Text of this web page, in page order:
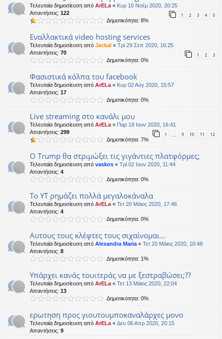
Τελευταία δημοσίευση από ArELa « Κυρ 15 Νοέμ 2020, 20:25
Απαντήσεις: 122 1 2 3 4 5
Δημοτικότητα: 8%
Εναλλακτικά video hosting services
Τελευταία δημοσίευση από Jackal « Τρί 29 Σεπ 2020, 16:25
Απαντήσεις: 70 1 2 3
Δημοτικότητα: 0%
Φασιστικά κόλπα του facebook
Τελευταία δημοσίευση από ArELa « Κυρ 02 Αύγ 2020, 15:57
Απαντήσεις: 17
Δημοτικότητα: 0%
Live streaming στο κανάλι μου
Τελευταία δημοσίευση από ArELa « Παρ 19 Ιουν 2020, 16:41
Απαντήσεις: 299 1 … 9 10 11 12
Δημοτικότητα: 7%
O Trump θα στριμώξει τις γιγάντιες πλατφόρμες;
Τελευταία δημοσίευση από vaskos « Τρί 02 Ιουν 2020, 11:44
Απαντήσεις: 4
Δημοτικότητα: 0%
Το ΥΤ ρημάζει πολλά μεγαλοκάναλα
Τελευταία δημοσίευση από ArELa « Τετ 20 Μάιος 2020, 17:46
Απαντήσεις: 4
Δημοτικότητα: 0%
Αυτους τους κλέφτες τους σιχαίνομαι...
Τελευταία δημοσίευση από Alexandra Maria « Τετ 20 Μάιος 2020, 10:48
Απαντήσεις: 8
Δημοτικότητα: 1%
Υπάρχει κανάς τουιτεράς να με ξεστραβώσει;??
Τελευταία δημοσίευση από ArELa « Τετ 13 Μάιος 2020, 22:04
Απαντήσεις: 13
Δημοτικότητα: 0%
ερωτηση προς γιουτουμποκαναλάρχες μονο
Τελευταία δημοσίευση από ArELa « Δευ 06 Απρ 2020, 20:15
Απαντήσεις: 9